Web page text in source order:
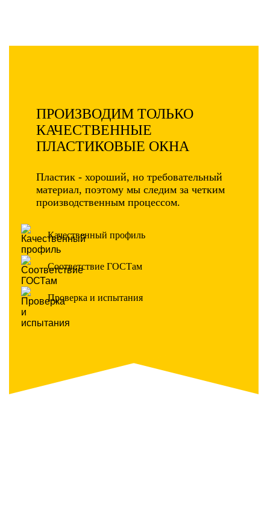
ПРОИЗВОДИМ ТОЛЬКО
КАЧЕСТВЕННЫЕ
ПЛАСТИКОВЫЕ ОКНА
Пластик - хороший, но требовательный
материал, поэтому мы следим за четким
производственным процессом.
Качественный профиль
Соответствие ГОСТам
Проверка и испытания